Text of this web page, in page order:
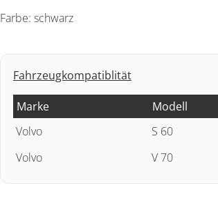
Farbe: schwarz
Fahrzeugkompatiblität
Marke Modell
Volvo
S 60
Volvo
V 70